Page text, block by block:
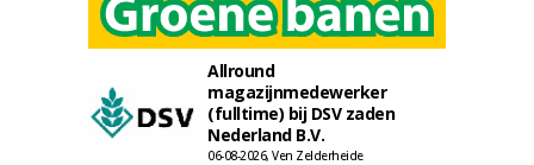
Allround
magazijnmedewerker
(fulltime) bij DSV zaden
Nederland B.V.
06-08-2026, Ven Zelderheide